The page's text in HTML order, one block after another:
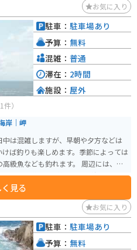
線沿いに位置しており、ツーリングの
も完備されているので、安心してバ
かいを拠点に、周辺の観光を楽しむ
お気に入り
件）
岸｜岬
は混雑しますが、早朝や夕方などは
ば釣りも楽しめます。季節によっては
も釣れます。 周辺には、東
から国道305号線に入ると海岸沿いの
できます。最近ではイルカが近くま
ただし、イルカに近づくのは危険で
ないように注意してください。
見る
駐車： 駐車場あり
予算： 無料
混雑： 普通
滞在： 2時間
施設： 屋外
お気に入り
駐車： 駐車場あり
予算： 無料